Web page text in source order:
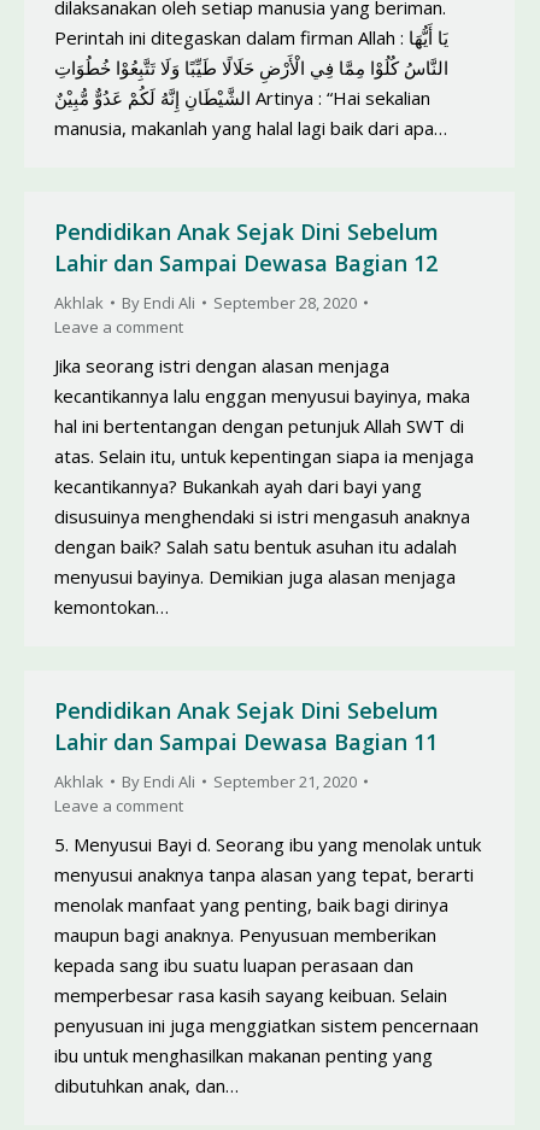
dilaksanakan oleh setiap manusia yang beriman.
Perintah ini ditegaskan dalam firman Allah : يَا أَيُّهَا
النَّاسُ كُلُوْا مِمَّا فِي الْأَرْضِ حَلَالًا طَيِّبًا وَلَا تَتَّبِعُوْا خُطُوَاتِ
الشَّيْطَانِ إِنَّهُ لَكُمْ عَدُوٌّ مُّبِيْنٌ Artinya : “Hai sekalian
manusia, makanlah yang halal lagi baik dari apa…
Pendidikan Anak Sejak Dini Sebelum
Lahir dan Sampai Dewasa Bagian 12
Akhlak By Endi Ali
September 28, 2020
Leave a comment
Jika seorang istri dengan alasan menjaga
kecantikannya lalu enggan menyusui bayinya, maka
hal ini bertentangan dengan petunjuk Allah SWT di
atas. Selain itu, untuk kepentingan siapa ia menjaga
kecantikannya? Bukankah ayah dari bayi yang
disusuinya menghendaki si istri mengasuh anaknya
dengan baik? Salah satu bentuk asuhan itu adalah
menyusui bayinya. Demikian juga alasan menjaga
kemontokan…
Pendidikan Anak Sejak Dini Sebelum
Lahir dan Sampai Dewasa Bagian 11
Akhlak By Endi Ali
September 21, 2020
Leave a comment
5. Menyusui Bayi d. Seorang ibu yang menolak untuk
menyusui anaknya tanpa alasan yang tepat, berarti
menolak manfaat yang penting, baik bagi dirinya
maupun bagi anaknya. Penyusuan memberikan
kepada sang ibu suatu luapan perasaan dan
memperbesar rasa kasih sayang keibuan. Selain
penyusuan ini juga menggiatkan sistem pencernaan
ibu untuk menghasilkan makanan penting yang
dibutuhkan anak, dan…